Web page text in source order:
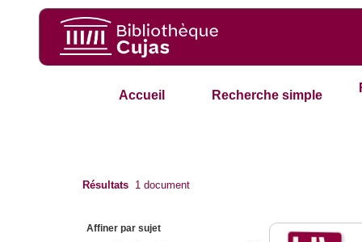
Accueil Recherche simple
Résultats 1 document
Affiner par sujet